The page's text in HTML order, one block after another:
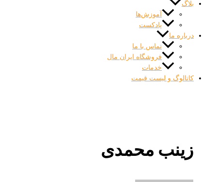
آموزش‌ها
پادکست
تماس با ما
فروشگاه ایران مال
خدمات
و لیست قیمت
محمدی